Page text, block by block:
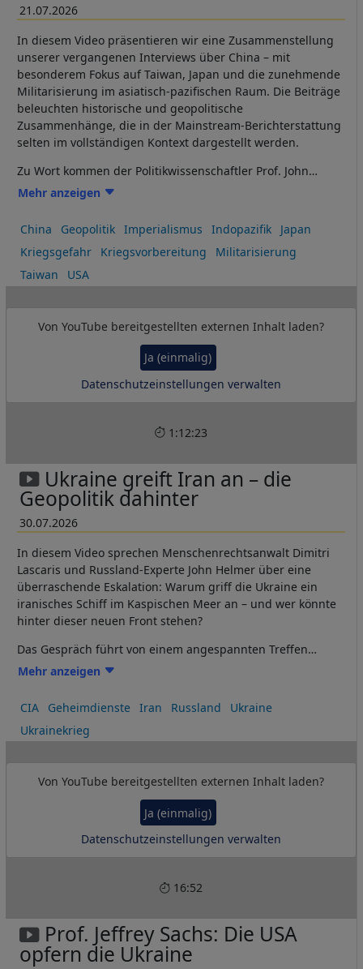
21.07.2026
In diesem Video präsentieren wir eine Zusammenstellung
unserer vergangenen Interviews über China – mit
besonderem Fokus auf Taiwan, Japan und die zunehmende
Militarisierung im asiatisch-pazifischen Raum. Die Beiträge
beleuchten historische und geopolitische
Zusammenhänge, die in der Mainstream-Berichterstattung
selten im vollständigen Kontext dargestellt werden.
Zu Wort kommen der Politikwissenschaftler Prof. John
Mearsheimer, der Historiker Prof. Peter Kuznick, der
Pulitzer-Preisträger Glenn Greenwald, der China-Experte
Arnaud Bertrand, der renommierte Ökonom Prof. Jeffrey
Sachs, der Ökonom Prof. Richard Wolff und der Ökonom
Yanis Varoufakis.
Mehr anzeigen
China Geopolitik Imperialismus Indopazifik
Japan
Kriegsgefahr
Kriegsvorbereitung
Militarisierung
Taiwan
USA
Von YouTube bereitgestellten externen Inhalt laden?
Ja (einmalig)
Datenschutzeinstellungen verwalten
1:12:23
30.07.2026
Ukraine greift Iran an – die
Geopolitik dahinter
In diesem Video sprechen Menschenrechtsanwalt Dimitri
Lascaris und Russland-Experte John Helmer über eine
überraschende Eskalation: Warum griff die Ukraine ein
iranisches Schiff im Kaspischen Meer an – und wer könnte
hinter dieser neuen Front stehen?
Das Gespräch führt von einem angespannten Treffen
zwischen Sergej Lawrow und Marco Rubio bis zur Frage, ob
Russland den Iran tatsächlich mit
Geheimdienstinformationen unterstützt. Was verbindet den
Krieg in der Ukraine mit den Angriffen auf US- und CIA-
Ziele in Westasien – und drohen bislang getrennte Konflikte
Mehr anzeigen
CIA Geheimdienste Iran Russland
Ukraine
Ukrainekrieg
Von YouTube bereitgestellten externen Inhalt laden?
Ja (einmalig)
Datenschutzeinstellungen verwalten
16:52
Prof. Jeffrey Sachs: Die USA
opfern die Ukraine